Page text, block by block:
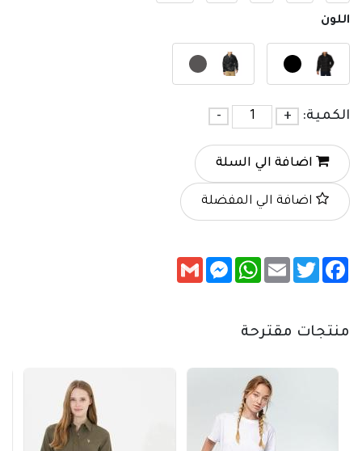
اللون
الكمية: +
-
اضافة الي السلة
اضافة الي المفضلة
Facebook
Twitter
Email
WhatsApp
Messenger
Gmail
منتجات مقترحة